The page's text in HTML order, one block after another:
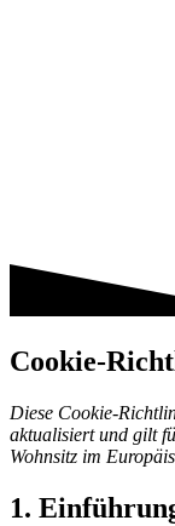
Cookie-
Diese Cookie-
aktualisiert und gilt
Wohnsitz im
1.